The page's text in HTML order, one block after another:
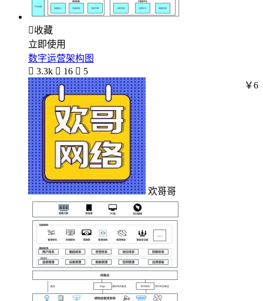
收藏
立即使用
数字运营架构图
 3.3k  16  5
欢哥哥
￥6